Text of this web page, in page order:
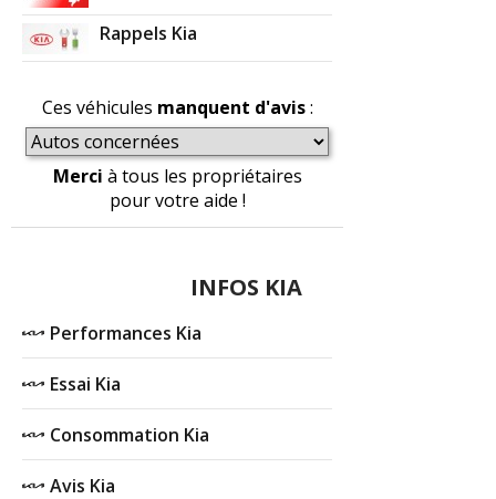
Rappels Kia
Ces véhicules manquent d'avis:
Merci à tous les propriétaires
pour votre aide !
INFOS KIA
Performances Kia
Essai Kia
Consommation Kia
Avis Kia